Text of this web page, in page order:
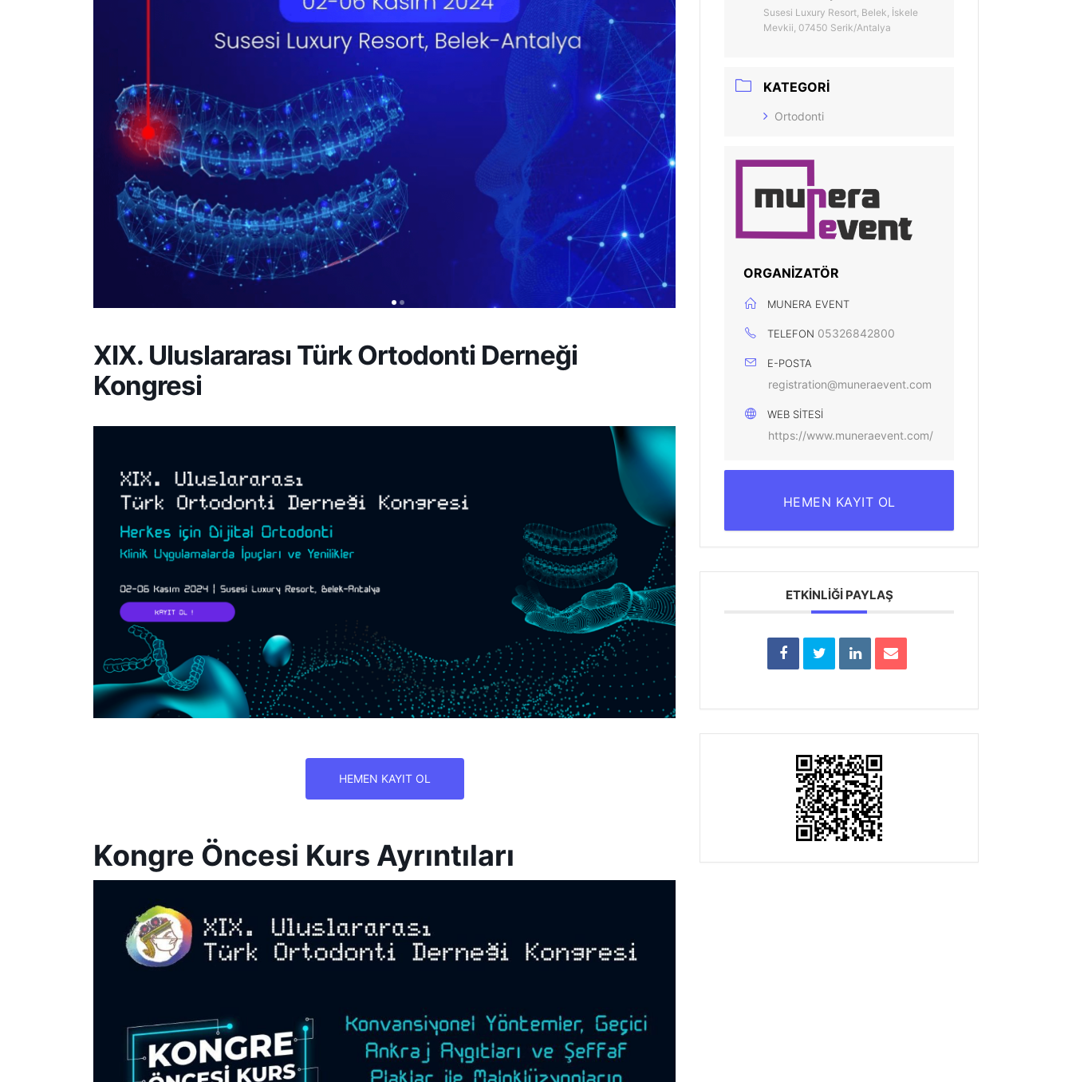
XIX. Uluslararası Türk Ortodonti Derneği
Kongresi
HEMEN KAYIT OL
Kongre Öncesi Kurs Ayrıntıları
Susesi Luxury Resort, Belek, İskele
Mevkii, 07450 Serik/Antalya
KATEGORI
Ortodonti
ORGANIZATÖR
MUNERA EVENT
TELEFON 05326842800
E-POSTA
registration@muneraevent.com
WEB SITESI
https://www.muneraevent.com/
HEMEN KAYIT OL
ETKINLIĞI PAYLAŞ